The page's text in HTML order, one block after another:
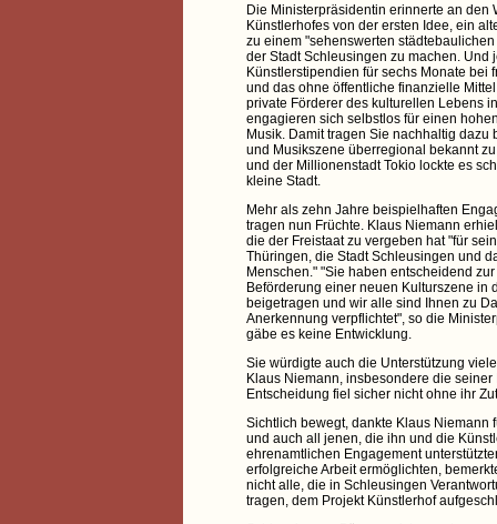
Die Ministerpräsidentin erinnerte an den
Künstlerhofes von der ersten Idee, ein
zu einem "sehenswerten
der Stadt Schleusingen zu machen. Und
Künstlerstipendien für sechs Monate bei
und das ohne öffentliche finanzielle
private Förderer des kulturellen Lebens
engagieren sich selbstlos für einen
Musik. Damit tragen Sie nachhaltig dazu
und Musikszene überregional bekannt
und der Millionenstadt Tokio lockte es
kleine Stadt.
Mehr als zehn Jahre beispielhaften
tragen nun Früchte. Klaus Niemann
die der Freistaat zu vergeben hat "für
Thüringen, die Stadt Schleusingen und
Menschen." "Sie haben entscheidend
Beförderung einer neuen Kulturszene in
beigetragen und wir alle sind Ihnen zu
Anerkennung verpflichtet", so die
gäbe es keine Entwicklung.
Sie würdigte auch die Unterstützung
Klaus Niemann, insbesondere die seiner
Entscheidung fiel sicher nicht ohne ihr
Sichtlich bewegt, dankte Klaus Niemann
und auch all jenen, die ihn und die
ehrenamtlichen Engagement
erfolgreiche Arbeit ermöglichten,
nicht alle, die in Schleusingen
tragen, dem Projekt Künstlerhof